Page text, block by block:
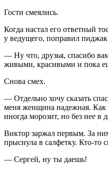
Гости смеялись.
Когда настал его ответный
у ведущего, поправил
— Ну что, друзья, спасибо
живыми, красивыми и пока
Снова смех.
— Отдельно хочу сказать
меня женщина надежная.
иногда морозит, но без нее в
Виктор заржал первым. За
прыснула в салфетку. Кто-то
— Сергей, ну ты даешь!